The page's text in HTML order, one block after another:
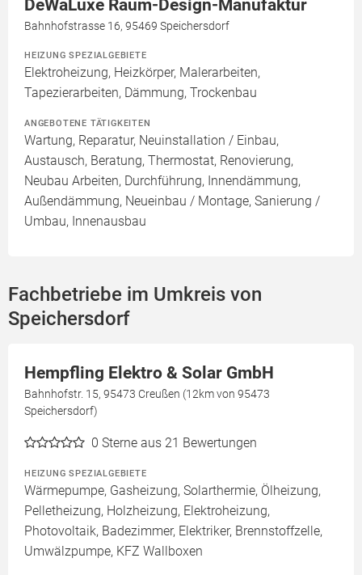
DeWaLuxe Raum-Design-Manufaktur
Bahnhofstrasse 16, 95469 Speichersdorf
HEIZUNG SPEZIALGEBIETE
Elektroheizung, Heizkörper, Malerarbeiten,
Tapezierarbeiten, Dämmung, Trockenbau
ANGEBOTENE TÄTIGKEITEN
Wartung, Reparatur, Neuinstallation / Einbau,
Austausch, Beratung, Thermostat, Renovierung,
Neubau Arbeiten, Durchführung, Innendämmung,
Außendämmung, Neueinbau / Montage, Sanierung /
Umbau, Innenausbau
Fachbetriebe im Umkreis von
Speichersdorf
Hempfling Elektro & Solar GmbH
Bahnhofstr. 15, 95473 Creußen (12km von 95473
Speichersdorf)
0 Sterne aus 21 Bewertungen
HEIZUNG SPEZIALGEBIETE
Wärmepumpe, Gasheizung, Solarthermie, Ölheizung,
Pelletheizung, Holzheizung, Elektroheizung,
Photovoltaik, Badezimmer, Elektriker, Brennstoffzelle,
Umwälzpumpe, KFZ Wallboxen